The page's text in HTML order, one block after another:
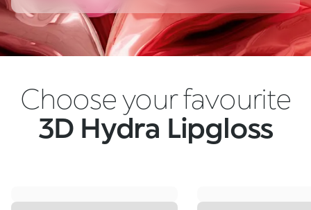
Choose your favourite
3D Hydra Lipgloss